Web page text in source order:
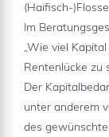
(Haifisch-
Im
„Wie viel
Rentenlücke zu
Der
unter anderem
des